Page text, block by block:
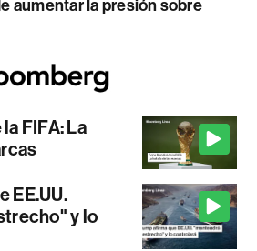
aumentar la presión sobre
FIFA: La
EE.UU.
y lo